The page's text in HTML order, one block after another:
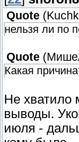
Quote (
нельзя ли по
Quote (
Какая
Не хватило
выводы.
июля -